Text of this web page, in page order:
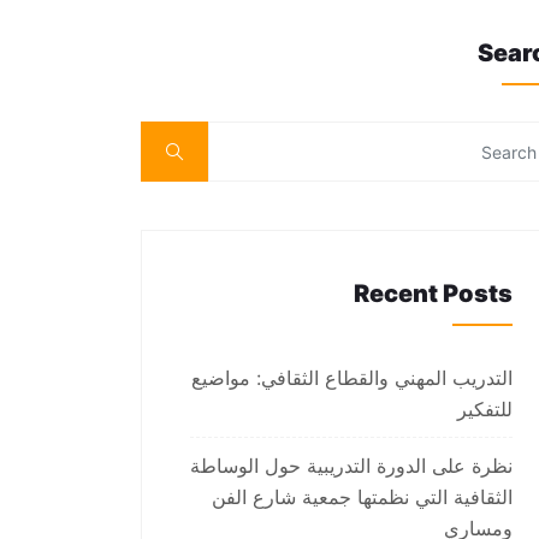
Recent Posts
التدريب المهني والقطاع الثقافي: مواضيع
للتفكير
نظرة على الدورة التدريبية حول الوساطة
الثقافية التي نظمتها جمعية شارع الفن
ومساري